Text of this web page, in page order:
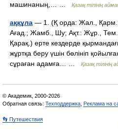
машинаның,… …
Қазақ тілінің
аққұла — 1. (Қ орда: Жал.,
Ағад.; Жамб., Шу; Ақт.: Жұр.,
Қарақ.) ерте кездерде
жұртқа беру үшін бөлініп
сұраған адамға… …
Қазақ тілінің
© Академик, 2000-2026
Обратная связь: Техподдержка Реклама на
👣 Путешествия